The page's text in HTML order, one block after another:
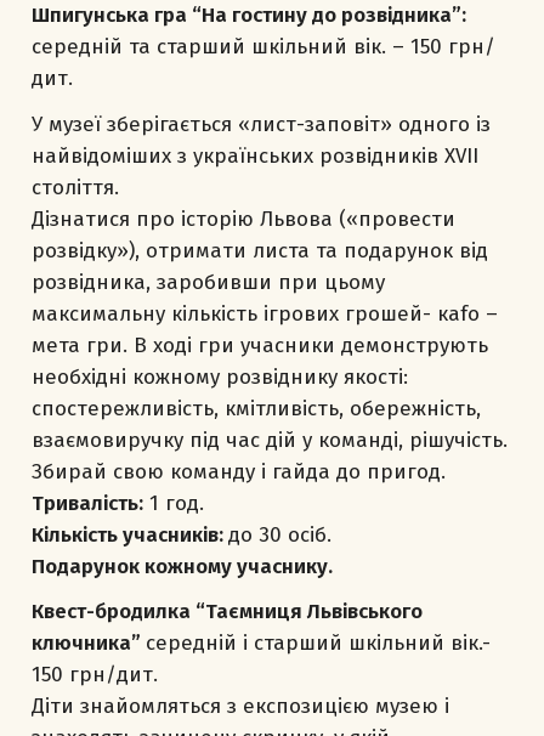
Шпигунська гра “На гостину до розвідника”:
середній та старший шкільний вік. – 150 грн/
дит.
У музеї зберігається «лист-заповіт» одного із
найвідоміших з українських розвідників ХVІІ
століття.
Дізнатися про історію Львова («провести
розвідку»), отримати листа та подарунок від
розвідника, заробивши при цьому
максимальну кількість ігрових грошей- кafo –
мета гри. В ході гри учасники демонструють
необхідні кожному розвіднику якості:
спостережливість, кмітливість, обережність,
взаємовиручку під час дій у команді, рішучість.
Збирай свою команду і гайда до пригод.
Тривалість:1 год.
Кількість учасників:до 30 осіб.
Подарунок кожному учаснику.
Квест-бродилка “Таємниця Львівського
ключника” середній і старший шкільний вік.-
150 грн/дит.
Діти знайомляться з експозицією музею і